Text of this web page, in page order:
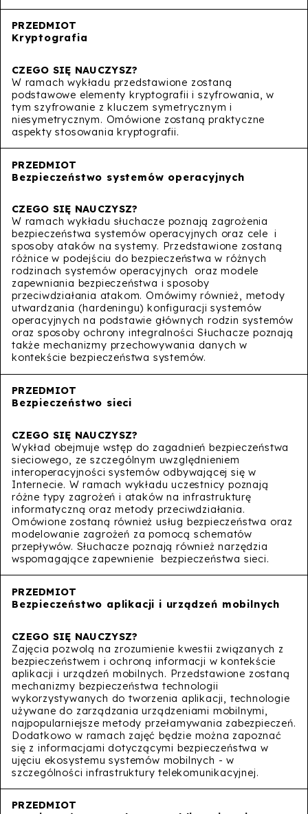
Kryptografia
W ramach wykładu przedstawione zostaną
podstawowe elementy kryptografii i szyfrowania, w
tym szyfrowanie z kluczem symetrycznym i
niesymetrycznym. Omówione zostaną praktyczne
aspekty stosowania kryptografii.
Bezpieczeństwo systemów operacyjnych
W ramach wykładu słuchacze poznają zagrożenia
bezpieczeństwa systemów operacyjnych oraz cele i
sposoby ataków na systemy. Przedstawione zostaną
różnice w podejściu do bezpieczeństwa w różnych
rodzinach systemów operacyjnych oraz modele
zapewniania bezpieczeństwa i sposoby
przeciwdziałania atakom. Omówimy również, metody
utwardzania (hardeningu) konfiguracji systemów
operacyjnych na podstawie głównych rodzin systemów
oraz sposoby ochrony integralności Słuchacze poznają
także mechanizmy przechowywania danych w
kontekście bezpieczeństwa systemów.
Bezpieczeństwo sieci
Wykład obejmuje wstęp do zagadnień bezpieczeństwa
sieciowego, ze szczególnym uwzględnieniem
interoperacyjności systemów odbywającej się w
Internecie. W ramach wykładu uczestnicy poznają
różne typy zagrożeń i ataków na infrastrukturę
informatyczną oraz metody przeciwdziałania.
Omówione zostaną również usług bezpieczeństwa oraz
modelowanie zagrożeń za pomocą schematów
przepływów. Słuchacze poznają również narzędzia
wspomagające zapewnienie bezpieczeństwa sieci.
Bezpieczeństwo aplikacji i urządzeń mobilnych
Zajęcia pozwolą na zrozumienie kwestii związanych z
bezpieczeństwem i ochroną informacji w kontekście
aplikacji i urządzeń mobilnych. Przedstawione zostaną
mechanizmy bezpieczeństwa technologii
wykorzystywanych do tworzenia aplikacji, technologie
używane do zarządzania urządzeniami mobilnymi,
najpopularniejsze metody przełamywania zabezpieczeń.
Dodatkowo w ramach zajęć będzie można zapoznać
się z informacjami dotyczącymi bezpieczeństwa w
ujęciu ekosystemu systemów mobilnych - w
szczególności infrastruktury telekomunikacyjnej.